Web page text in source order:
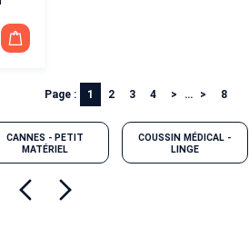
Page : 1 2 3 4 … 8
CANNES - PETIT
MATÉRIEL
COUSSIN MÉDICAL -
LINGE